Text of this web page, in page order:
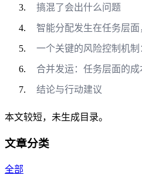
搞混了会出什么问题
智能分配发生在任务层
一个关键的风险控制机
合并发运：任务层面的成
结论与行动建议
本文较短，未生成目录。
文章分类
全部